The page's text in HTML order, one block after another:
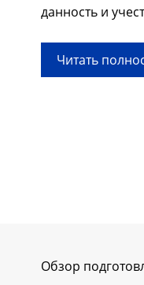
данность и
Читать
Обзор